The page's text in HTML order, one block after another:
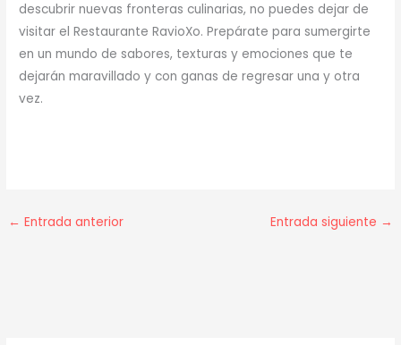
descubrir nuevas fronteras culinarias, no puedes dejar de
visitar el Restaurante RavioXo. Prepárate para sumergirte
en un mundo de sabores, texturas y emociones que te
dejarán maravillado y con ganas de regresar una y otra
vez.
← Entrada anterior Entrada siguiente →